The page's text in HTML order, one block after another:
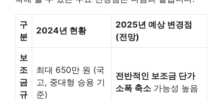
구
분
2024년 현황
2025년 예상 변경점
(전망)
보
조
금
규
최대 650만 원 (국
고, 중대형 승용 기
준)
전반적인 보조금 단가
소폭 축소 가능성 높음